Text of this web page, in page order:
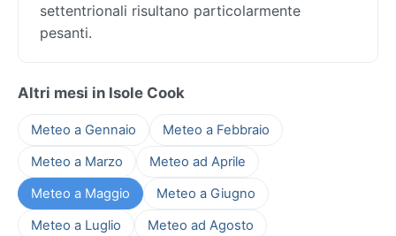
settentrionali risultano particolarmente
pesanti.
Altri mesi in Isole Cook
Meteo a Gennaio
Meteo a Febbraio
Meteo a Marzo
Meteo ad Aprile
Meteo a Maggio
Meteo a Giugno
Meteo a Luglio
Meteo ad Agosto